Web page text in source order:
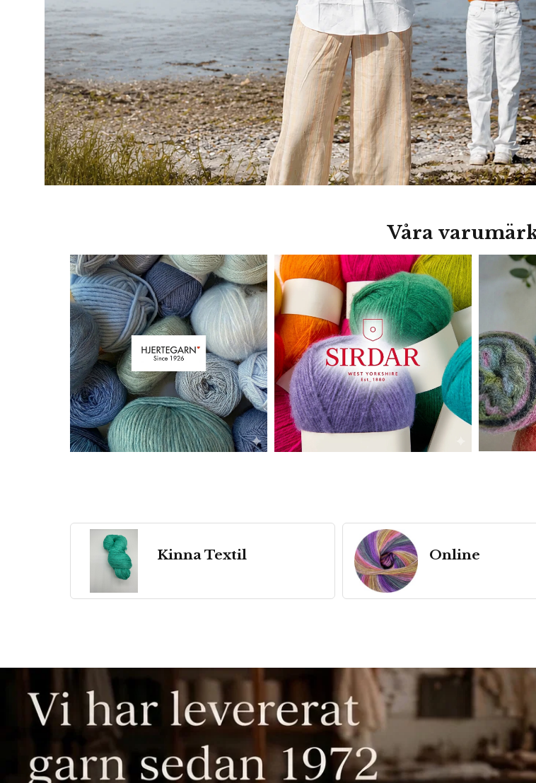
Våra
Kinna Textil Online